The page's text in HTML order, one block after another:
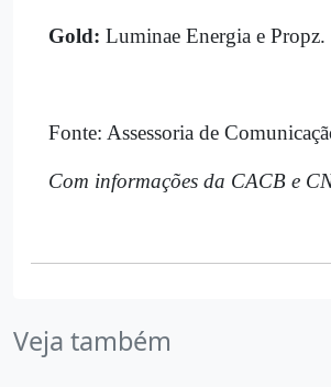
Gold: Luminae Energia e Propz.
Fonte: Assessoria de
Com informações da CACB e
Veja também